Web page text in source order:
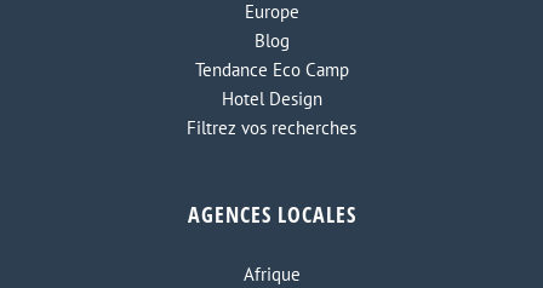
Europe
Blog
Tendance Eco Camp
Hotel Design
Filtrez vos recherches
AGENCES LOCALES
Afrique